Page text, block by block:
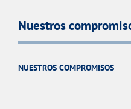
Nuestros
NUESTROS COMPROMISOS